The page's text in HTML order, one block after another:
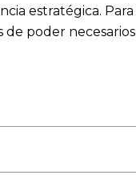
estratégica. Para
poder necesarios